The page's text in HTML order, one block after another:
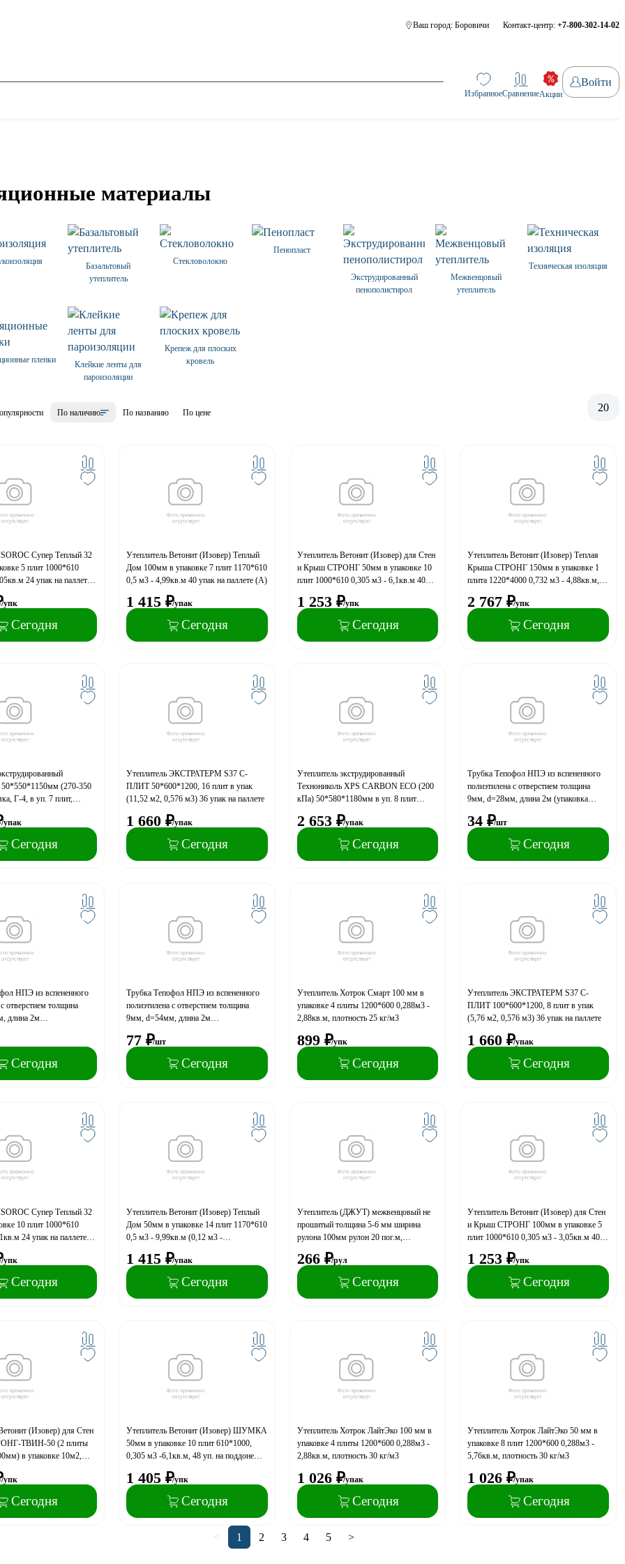
Ваш город: Боровичи Контакт-центр: +7-800-302-14-02
ИзбранноеСравнениеАкции
Войти
материалы
Базальтовый
утеплитель
Стекловолокно
Пенопласт
Экструдированный
пенополистирол
Межвенцовый
утеплитель
Техническая изоляция
пленки
Клейкие ленты для
пароизоляции
Крепеж для плоских
кровель
По наличию По названию По цене 20
Супер Теплый 32
5 плит 1000*610
24 упак на паллете
/упк
Сегодня
Утеплитель Ветонит (Изовер) Теплый
Дом 100мм в упаковке 7 плит 1170*610
0,5 м3 - 4,99кв.м 40 упак на паллете (A)
1 415 ₽/упак
Сегодня
Утеплитель Ветонит (Изовер) для Стен
и Крыш СТРОНГ 50мм в упаковке 10
плит 1000*610 0,305 м3 - 6,1кв.м 40
1 253 ₽/упк
Сегодня
Утеплитель Ветонит (Изовер) Теплая
Крыша СТРОНГ 150мм в упаковке 1
плита 1220*4000 0,732 м3 - 4,88кв.м,
2 767 ₽/упк
Сегодня
(270-350
Г-4, в уп. 7 плит,
/упак
Сегодня
Утеплитель ЭКСТРАТЕРМ S37 С-
ПЛИТ 50*600*1200, 16 плит в упак
(11,52 м2, 0,576 м3) 36 упак на паллете
1 660 ₽/упак
Сегодня
Утеплитель экструдированный
Технониколь XPS CARBON ECO (200
кПа) 50*580*1180мм в уп. 8 плит
Г4 кромка L (СПБ)
2 653 ₽/упак
Сегодня
Трубка Тепофол НПЭ из вспененного
полиэтилена с отверстием толщина
9мм, d=28мм, длина 2м (упаковка
34 ₽/шт
Сегодня
НПЭ из вспененного
отверстием толщина
длина 2м
Сегодня
Трубка Тепофол НПЭ из вспененного
полиэтилена с отверстием толщина
9мм, d=54мм, длина 2м
77 ₽/шт
Сегодня
Утеплитель Хотрок Смарт 100 мм в
упаковке 4 плиты 1200*600 0,288м3 -
2,88кв.м, плотность 25 кг/м3
899 ₽/упк
Сегодня
Утеплитель ЭКСТРАТЕРМ S37 С-
ПЛИТ 100*600*1200, 8 плит в упак
(5,76 м2, 0,576 м3) 36 упак на паллете
1 660 ₽/упак
Сегодня
Супер Теплый 32
10 плит 1000*610
24 упак на паллете
/упк
Сегодня
Утеплитель Ветонит (Изовер) Теплый
Дом 50мм в упаковке 14 плит 1170*610
0,5 м3 - 9,99кв.м (0,12 м3 -
(A)
1 415 ₽/упак
Сегодня
Утеплитель (ДЖУТ) межвенцовый не
прошитый толщина 5-6 мм ширина
рулона 100мм рулон 20 пог.м,
266 ₽/рул
Сегодня
Утеплитель Ветонит (Изовер) для Стен
и Крыш СТРОНГ 100мм в упаковке 5
плит 1000*610 0,305 м3 - 3,05кв.м 40
1 253 ₽/упк
Сегодня
(Изовер) для Стен
ТВИН-50 (2 плиты
в упаковке 10м2,
/упк
Сегодня
Утеплитель Ветонит (Изовер) ШУМКА
50мм в упаковке 10 плит 610*1000,
0,305 м3 -6,1кв.м, 48 уп. на поддоне
1 405 ₽/упк
Сегодня
Утеплитель Хотрок ЛайтЭко 100 мм в
упаковке 4 плиты 1200*600 0,288м3 -
2,88кв.м, плотность 30 кг/м3
1 026 ₽/упак
Сегодня
Утеплитель Хотрок ЛайтЭко 50 мм в
упаковке 8 плит 1200*600 0,288м3 -
5,76кв.м, плотность 30 кг/м3
1 026 ₽/упак
Сегодня
< 1 2 3 4 5 >